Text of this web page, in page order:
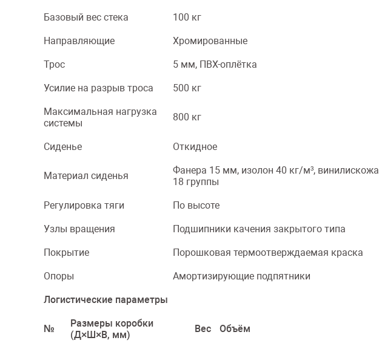
Базовый вес стека 100 кг
Направляющие Хромированные
Трос 5 мм, ПВХ-оплётка
Усилие на разрыв троса 500 кг
Максимальная нагрузка
системы
800 кг
Сиденье Откидное
Материал сиденья
Фанера 15 мм, изолон 40 кг/м³, винилискожа
18 группы
Регулировка тяги По высоте
Узлы вращения Подшипники качения закрытого типа
Покрытие Порошковая термоотверждаемая краска
Опоры Амортизирующие подпятники
Логистические параметры
№
Размеры коробки
(Д×Ш×В, мм)
Вес Объём